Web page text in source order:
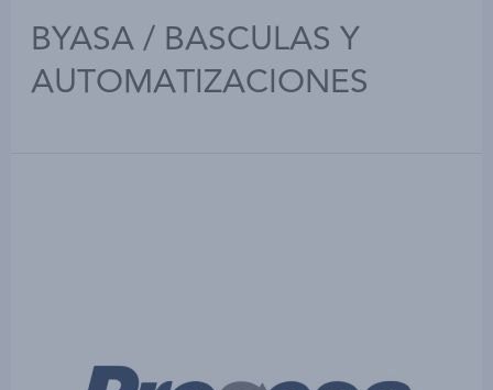
BYASA / BASCULAS Y
AUTOMATIZACIONES